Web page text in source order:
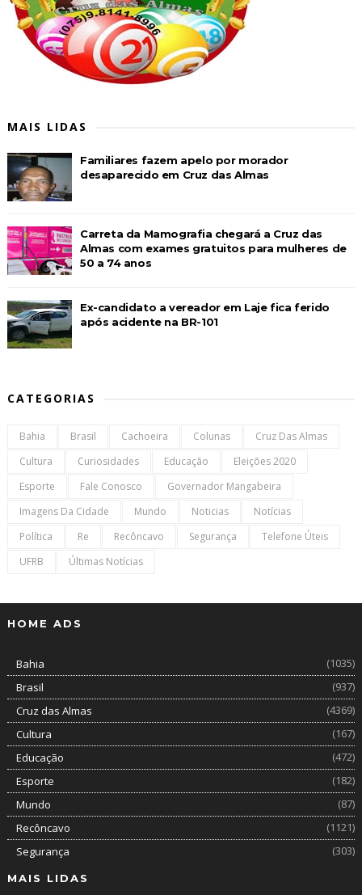
MAIS LIDAS
Familiares fazem apelo por morador
desaparecido em Cruz das Almas
Carreta da Mamografia chegará a Cruz das
Almas com exames gratuitos para mulheres de
50 a 74 anos
Ex-candidato a vereador em Laje fica ferido
após acidente na BR-101
CATEGORIAS
Bahia Brasil Cachoeira Colunas
Cruz Das Almas
Cultura
Curiosidades Educação
Eleições 2020
Esporte
Fale Conosco
Governador Mangabeira
Imagens Da Cidade
Mundo Noticias
Notícias
Política
Re Recôncavo Segurança
Telefone Úteis
UFRB
Últimas Notícias
HOME ADS
Bahia
(1035)
Brasil
(937)
Cruz das Almas
(4369)
Cultura
(167)
Educação
(472)
Esporte
(182)
Mundo
(87)
Recôncavo
(1121)
Segurança
(303)
MAIS LIDAS